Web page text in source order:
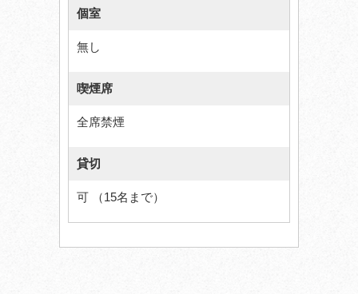
個室
無し
喫煙席
全席禁煙
貸切
可 （15名まで）